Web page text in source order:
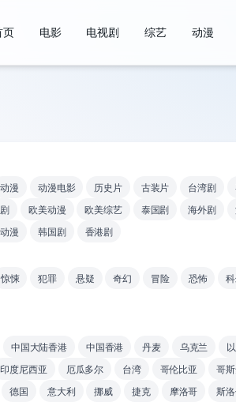
页 电影 电视剧 综艺 动漫
动漫 动漫电影 历史片 古装片 台湾剧
欧美动漫 欧美综艺 泰国剧 海外剧
漫 韩国剧 香港剧
惊悚 犯罪 悬疑 奇幻 冒险 恐怖
中国大陆香港 中国香港 丹麦 乌克兰
印度尼西亚 厄瓜多尔 台湾 哥伦比亚 哥
德国 意大利 挪威 捷克 摩洛哥 斯